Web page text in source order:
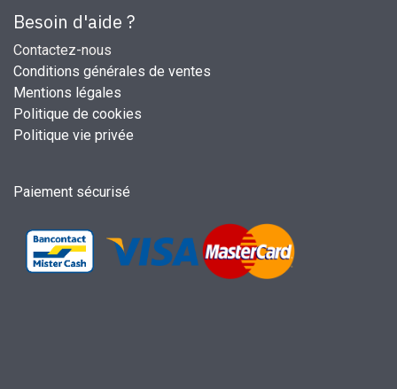
Besoin d'aide ?
Contactez-nous
Conditions générales de ventes
Mentions légales
Politique de cookies
Politique vie privée
Paiement sécurisé